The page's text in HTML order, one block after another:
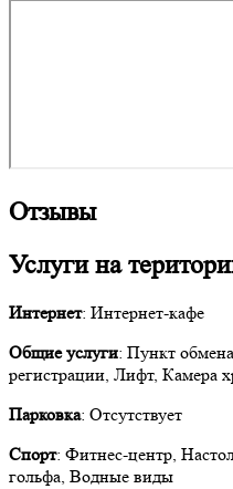
Отзывы
Услуги на
Интернет: Интернет-кафе
Общие услуги: Пункт
регистрации, Лифт, Камера
Парковка: Отсутствует
Спорт: Фитнес-центр,
гольфа, Водные виды